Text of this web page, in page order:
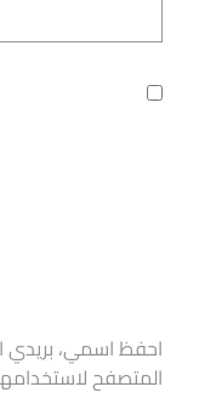
احفظ اسمي، بريدي
المتصفح